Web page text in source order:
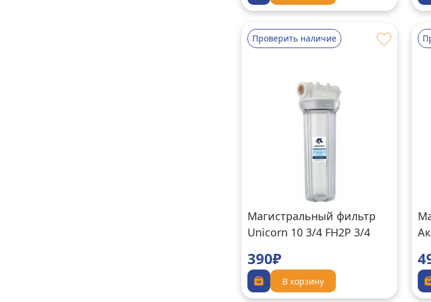
Проверить наличие
Магистральный фильтр
Unicorn 10 3/4 FH2P 3/4
390₽
В корзину